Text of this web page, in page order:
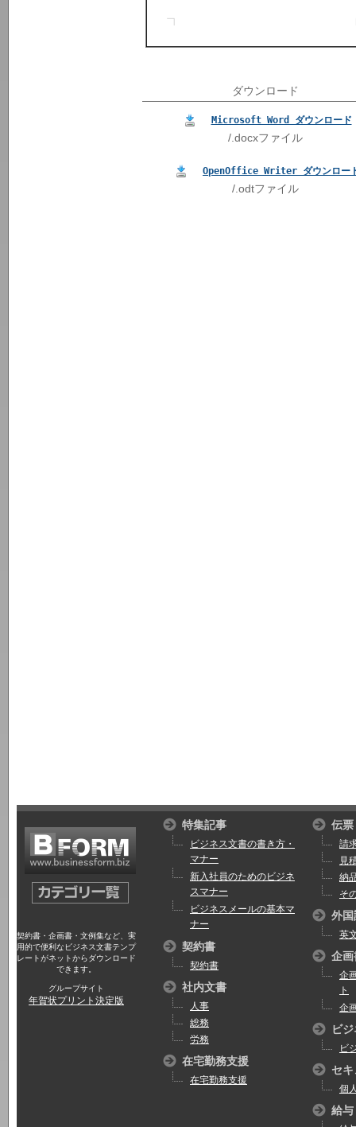
ダウンロード
Microsoft Word ダウンロード
/.docxファイル
OpenOffice Writer ダウンロー
/.odtファイル
契約書・企画書・文例集など、実
用的で便利なビジネス文書テンプ
レートがネットからダウンロード
できます。
グループサイト
年賀状プリント決定版
特集記事
ビジネス文書の書き方・
マナー
新入社員のためのビジネ
スマナー
ビジネスメールの基本マ
ナー
契約書
契約書
社内文書
人事
総務
労務
在宅勤務支援
在宅勤務支援
伝票
請
見
納
そ
外国
英
企画
企
ト
企
ビ
ビ
セ
個
給与